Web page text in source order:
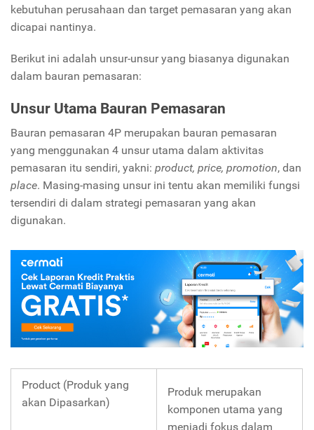
kebutuhan perusahaan dan target pemasaran yang akan
dicapai nantinya.
Berikut ini adalah unsur-unsur yang biasanya digunakan
dalam bauran pemasaran:
Unsur Utama Bauran Pemasaran
Bauran pemasaran 4P merupakan bauran pemasaran
yang menggunakan 4 unsur utama dalam aktivitas
pemasaran itu sendiri, yakni: product, price, promotion, dan
place. Masing-masing unsur ini tentu akan memiliki fungsi
tersendiri di dalam strategi pemasaran yang akan
digunakan.
Product (Produk yang
akan Dipasarkan)
Produk merupakan
komponen utama yang
menjadi fokus dalam